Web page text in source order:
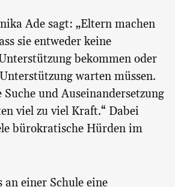
Ade sagt: „Eltern machen
sie entweder keine
bekommen oder
warten müssen.
und Auseinandersetzung
viel zu viel Kraft.“ Dabei
bürokratische Hürden im
an einer Schule eine